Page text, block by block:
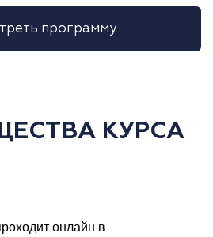
программу
КУРСА
онлайн в